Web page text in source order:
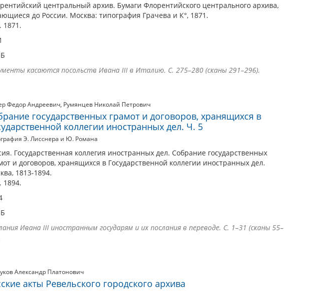
центральный архив. Бумаги Флорентийского центрального архива,
до России. Москва: типография Грачева и К°, 1871.
1871.
касаются посольств Ивана III в Италию. С. 275–280 (сканы 291–296).
Федор Андреевич, Румянцев Николай Петрович
государственных грамот и договоров, хранящихся в
коллегии иностранных дел. Ч. 5
Э. Лисснера и Ю. Романа
Государственная коллегия иностранных дел. Собрание государственных
и договоров, хранящихся в Государственной коллегии иностранных дел.
1813-1894.
1894.
Ивана III иностранным государям и их послания в переводе. С. 1–31 (сканы 55–
Александр Платонович
акты Ревельского городского архива